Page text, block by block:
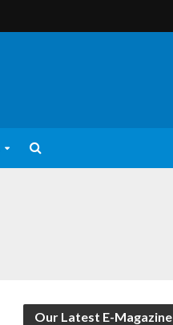
Our Latest E-Magazine